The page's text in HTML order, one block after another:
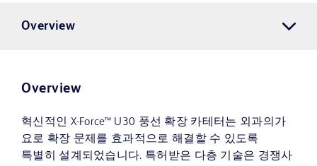
Overview
Overview
혁신적인 X-Force™ U30 풍선 확장 카테터는 외과의가
요로 확장 문제를 효과적으로 해결할 수 있도록
특별히 설계되었습니다. 특허받은 다층 기술은 경쟁사